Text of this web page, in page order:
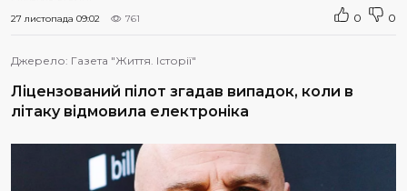
27 листопада 09:02
761 0 0
Джерело: Газета "Життя. Історії"
Ліцензований пілот згадав випадок, коли в
літаку відмовила електроніка